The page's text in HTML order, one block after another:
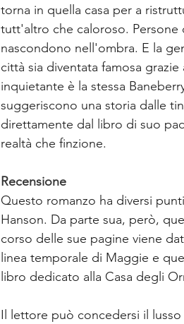
torna in quella casa per a
tutt'altro che caloroso. Persone
nascondono nell'ombra. E la
città sia diventata famosa
inquietante è la stessa
suggeriscono una storia dalle
direttamente dal libro di suo
realtà che finzione.
Recensione
Questo romanzo ha diversi
Hanson. Da parte sua, però,
corso delle sue pagine viene
linea temporale di Maggie e
libro dedicato alla Casa degli
Il lettore può concedersi il